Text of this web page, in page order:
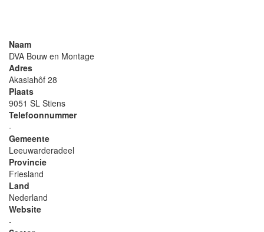
Naam
DVA Bouw en Montage
Adres
Akasiahôf 28
Plaats
9051 SL Stiens
Telefoonnummer
-
Gemeente
Leeuwarderadeel
Provincie
Friesland
Land
Nederland
Website
-